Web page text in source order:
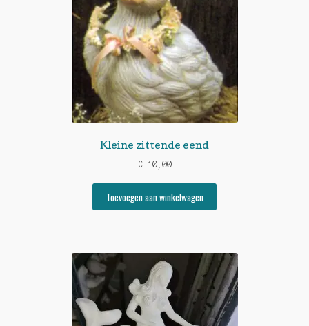
Kleine zittende eend
€ 10,00
Toevoegen aan winkelwagen